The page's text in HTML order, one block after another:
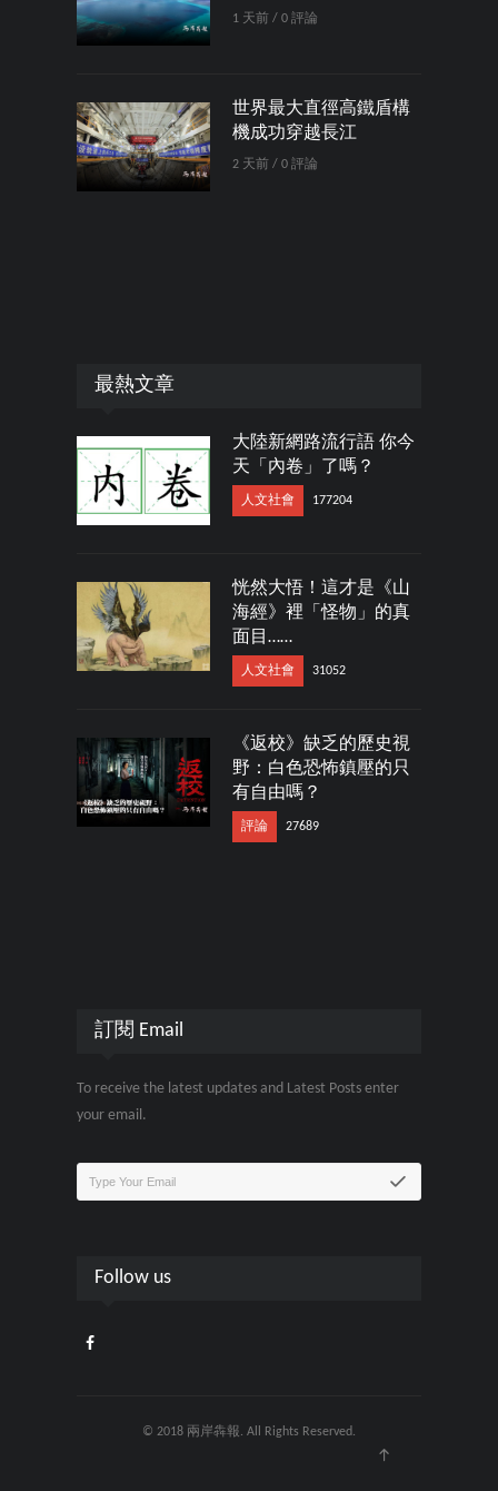
1 天前 / 0 評論
世界最大直徑高鐵盾構
機成功穿越長江
2 天前 / 0 評論
最熱文章
大陸新網路流行語 你今
天「內卷」了嗎？
人文社會 177204
恍然大悟！這才是《山
海經》裡「怪物」的真
面目……
人文社會 31052
《返校》缺乏的歷史視
野：白色恐怖鎮壓的只
有自由嗎？
評論 27689
訂閱 Email
To receive the latest updates and Latest Posts enter
your email.
Follow us
© 2018 兩岸犇報. All Rights Reserved.